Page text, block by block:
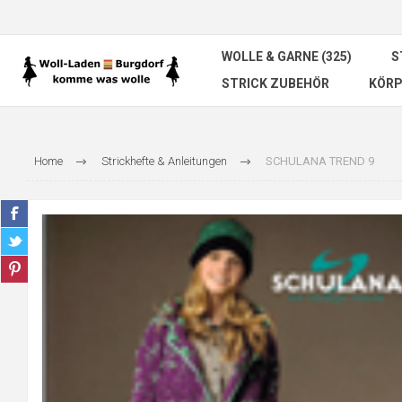
WOLLE & GARNE (325)
STRICK ZUBEHÖR
Home Strickhefte & Anleitungen SCHULANA TREND 9